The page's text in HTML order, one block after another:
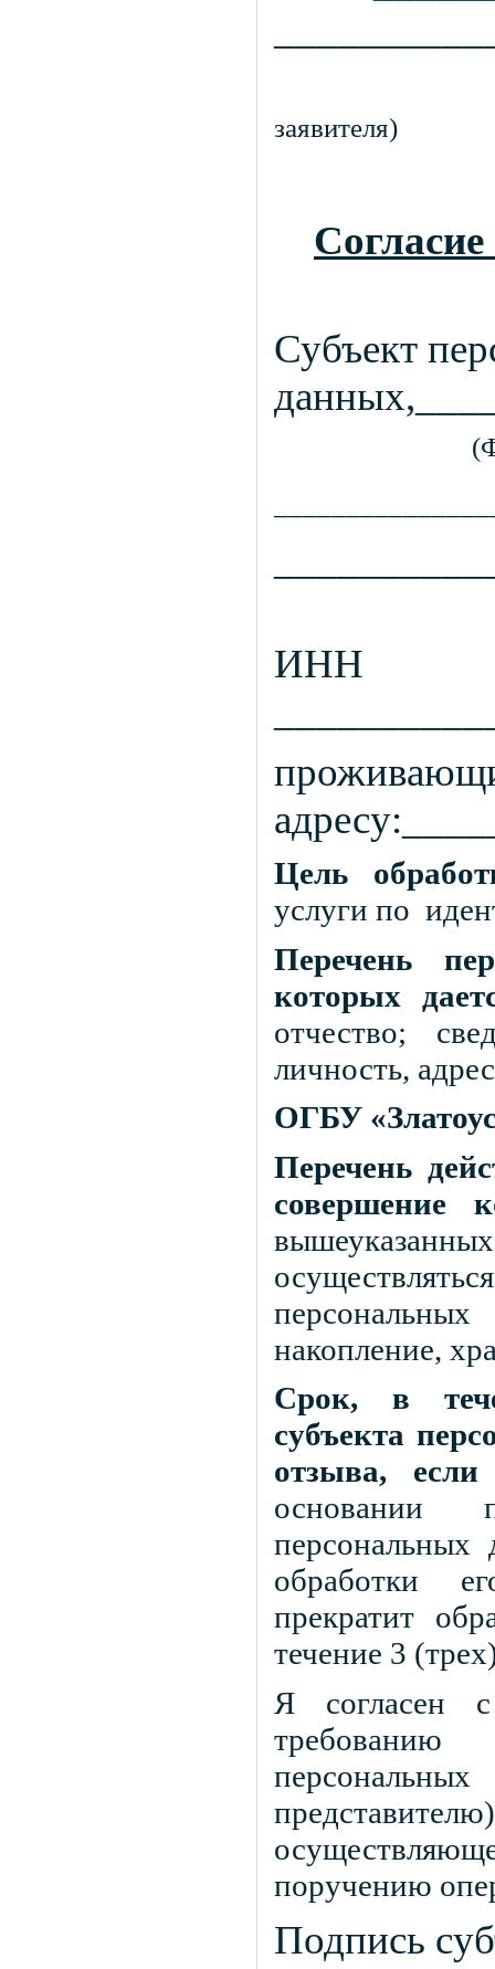
Субъект
ИНН
Цель
услуги по
Перечень
которых
отчество;
личность,
ОГБУ
Перечень
совершение
накопление,
Срок, в
субъекта
отзыва,
основании
обработки
прекратит
течение 3
Я согласен
поручению
Подпись